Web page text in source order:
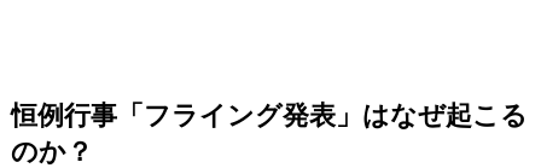
恒例行事「フライング発表」はなぜ起こる
のか？